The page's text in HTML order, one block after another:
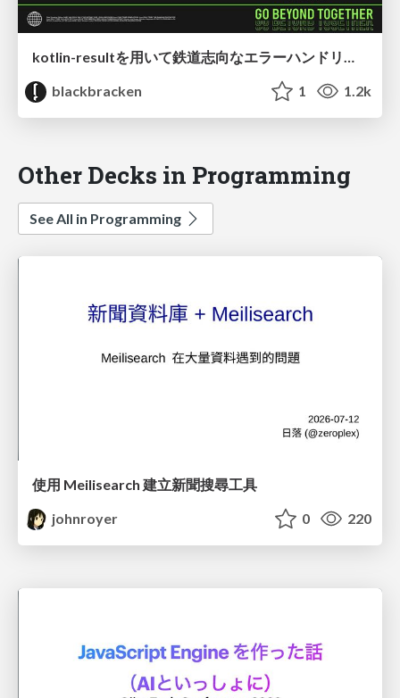
blackbracken
1 1.2k
Other Decks in Programming
See All in Programming
使用 Meilisearch 建立新聞搜尋工具
johnroyer
0 220